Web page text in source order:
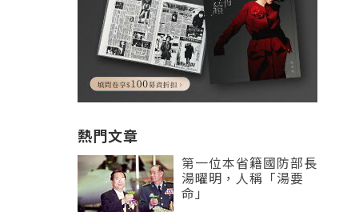
熱門文章
第一位本省籍國防部長
湯曜明，人稱「湯要
命」